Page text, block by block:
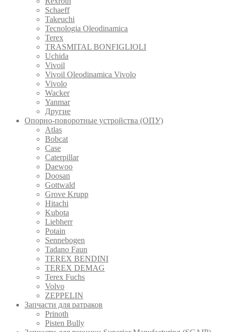
Schaeff
Takeuchi
Tecnologia Oleodinamica
Terex
TRASMITAL BONFIGLIOLI
Uchida
Vivoil
Vivoil Oleodinamica Vivolo
Vivolo
Wacker
Yanmar
Другие
Опорно-поворотные устройства (ОПУ)
Atlas
Bobcat
Case
Caterpillar
Daewoo
Doosan
Gottwald
Grove Krupp
Hitachi
Kubota
Liebherr
Potain
Sennebogen
Tadano Faun
TEREX BENDINI
TEREX DEMAG
Terex Fuchs
Volvo
ZEPPELIN
Запчасти для ратраков
Prinoth
Pistеn Вully